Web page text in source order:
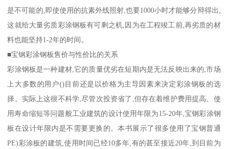
是不可能的,即使使用的抗素外线照射,也要1000小时才能够分辩得出,
这就给大量劣质彩涂钢板有可剩之机,因为在工程竣工前,再劣质的材
料也能坚持1-2年的时间。
■宝钢彩涂钢板售价与性价比的关系
彩涂钢板是一种建材,它的质量优劣在短期内是无法反映出来的,市场
上大多数的用户()目前还是以价格为主导因素来决定彩涂钢板的选
择。实际上这很不科学,尽管次投资省了,但存在着维护费用提高、使
用寿命缩短等问题般工业建筑的设计使用年限为15-20年,宝钢彩涂钢
板在设计年限内是不需要更换的。本书展示了很多使用了宝钢普通
PE)彩涂板的建筑,使用时间已经10多年,有的甚至接近20年,到目前为